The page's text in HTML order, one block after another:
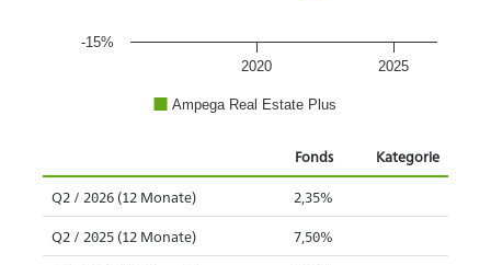
Ampega Real Estate Plus
2020 2025
-15%
Fonds Kategorie
Q2 / 2026 (12 Monate) 2,35%
Q2 / 2025 (12 Monate) 7,50%